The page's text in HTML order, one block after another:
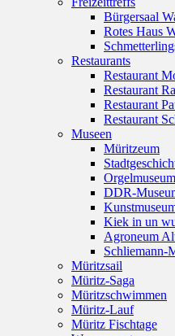
Bürgersaal
Rotes Haus
Restaurants
Restaurant
Restaurant
Restaurant
Restaurant
Museen
Müritzeum
Orgelmuseum
DDR-
Kiek in un
Agroneum
Schliemann-
Müritzsail
Müritz-Saga
Müritzschwimmen
Müritz-Lauf
Müritz Fischtage